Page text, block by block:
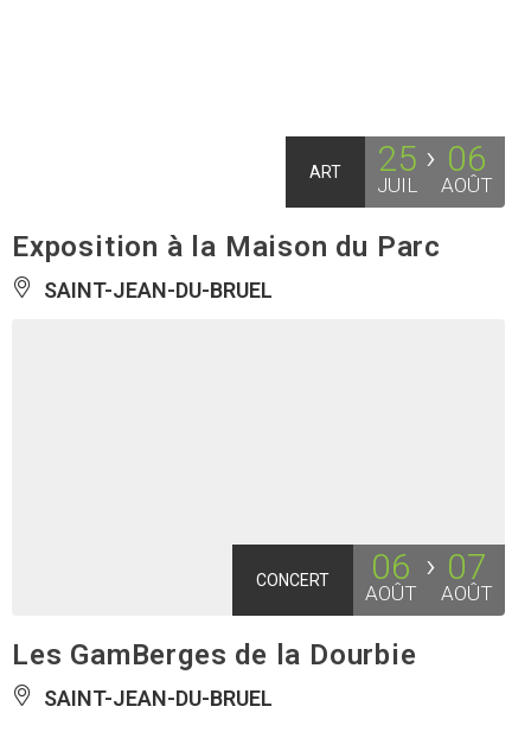
ART 25
JUIL
06
AOÛT
Exposition à la Maison du Parc
SAINT-JEAN-DU-BRUEL
CONCERT 06
AOÛT
07
AOÛT
Les GamBerges de la Dourbie
SAINT-JEAN-DU-BRUEL